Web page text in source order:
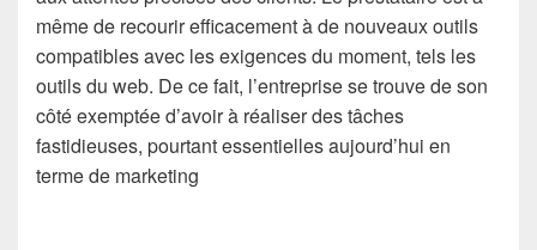
même de recourir efficacement à de nouveaux outils
compatibles avec les exigences du moment, tels les
outils du web. De ce fait, l’entreprise se trouve de son
côté exemptée d’avoir à réaliser des tâches
fastidieuses, pourtant essentielles aujourd’hui en
terme de marketing